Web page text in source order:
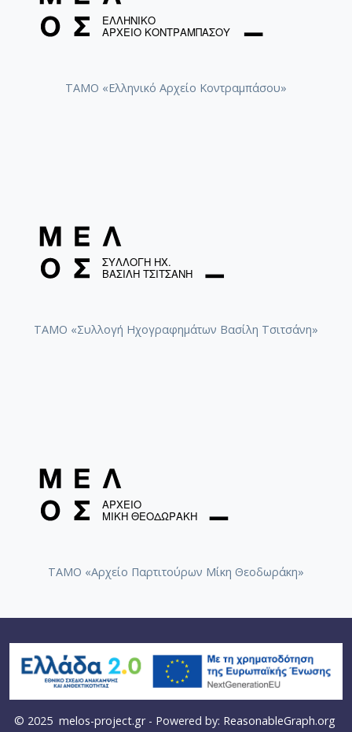
ΤΑΜΟ «Ελληνικό Αρχείο Κοντραμπάσου»
ΤΑΜΟ «Συλλογή Ηχογραφημάτων Βασίλη Τσιτσάνη»
ΤΑΜΟ «Αρχείο Παρτιτούρων Μίκη Θεοδωράκη»
© 2025 melos-project.gr- Powered by: ReasonableGraph.org